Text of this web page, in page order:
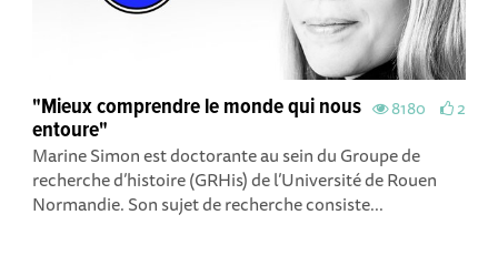
8180 2
"Mieux comprendre le monde qui nous
entoure"
Marine Simon est doctorante au sein du Groupe de
recherche d’histoire (GRHis) de l’Université de Rouen
Normandie. Son sujet de recherche consiste...